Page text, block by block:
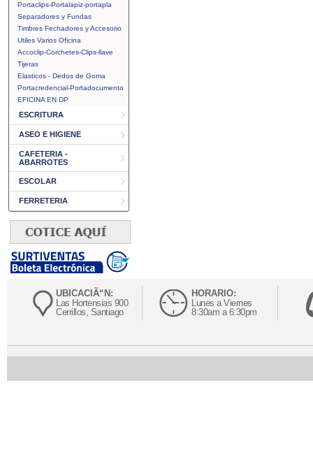
Portaclips-Portalapiz-portapla
Separadores y Fundas
Timbres Fechadores y Accesorio
Utiles Varios Oficina
Accoclip-Corchetes-Clips-llave
Tijeras
Elasticos - Dedos de Goma
Portacredencial-Portadocumento
EFICINA EN DP
ESCRITURA
ASEO E HIGIENE
CAFETERIA -
ABARROTES
ESCOLAR
FERRETERIA
UBICACIÃ“N:
Las Hortensias 900
Cerrillos, Santiago
HORARIO:
Lunes a Viernes
8:30am a 6:30pm